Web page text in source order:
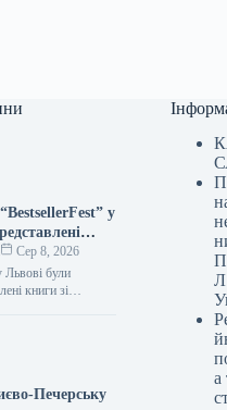
у
харківського
від
Сер 8, 2026
були
книги зі
“Фабула”
Печерську
Л
а